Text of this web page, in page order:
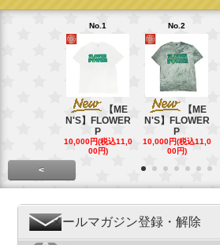
No.1
【ME
N'S】FLOWER
P
10,000円(税込11,0
00円)
No.2
【ME
N'S】FLOWER
P
10,000円(税込11,0
00円)
<
メールマガジン登録・解除